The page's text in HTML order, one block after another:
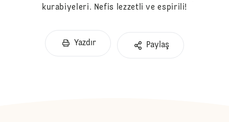
kurabiyeleri. Nefis lezzetli ve espirili!
Yazdır Paylaş